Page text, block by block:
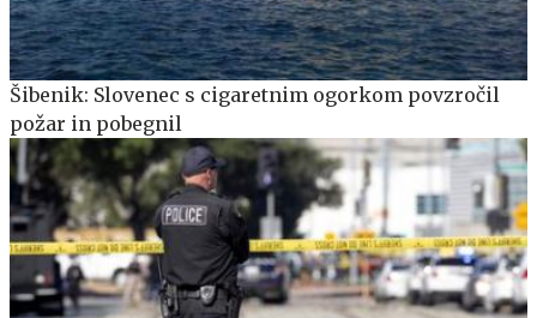
Šibenik: Slovenec s cigaretnim ogorkom povzročil
požar in pobegnil